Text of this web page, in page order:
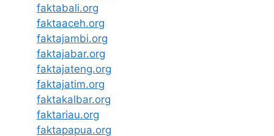
faktabali.org
faktaaceh.org
faktajambi.org
faktajabar.org
faktajateng.org
faktajatim.org
faktakalbar.org
faktariau.org
faktapapua.org